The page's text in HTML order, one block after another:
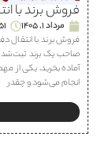
فروش برند با
مرداد 1, 1405
فروش برند با انتقال
صاحب یک برند
آماده بخرید، یکی از
انجام می‌شود و چقدر